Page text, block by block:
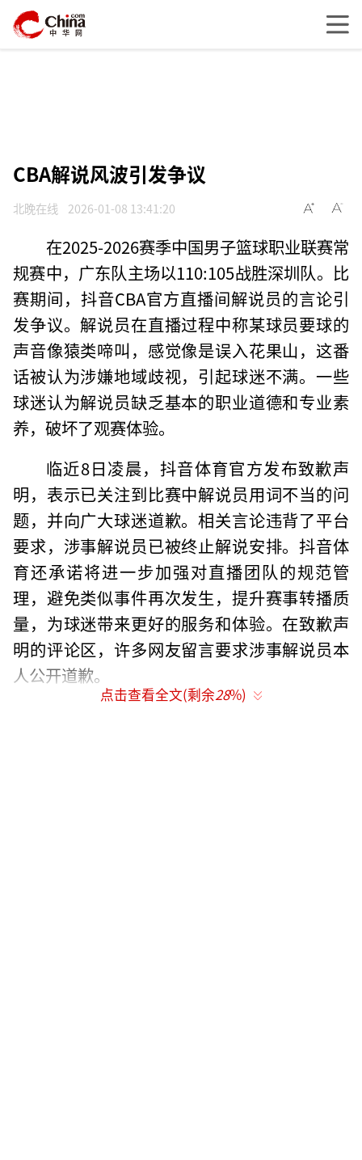
CBA解说风波引发争议
北晚在线 2026-01-08 13:41:20
在2025-2026赛季中国男子篮球职业联赛常
规赛中，广东队主场以110:105战胜深圳队。比
赛期间，抖音CBA官方直播间解说员的言论引
发争议。解说员在直播过程中称某球员要球的
声音像猿类啼叫，感觉像是误入花果山，这番
话被认为涉嫌地域歧视，引起球迷不满。一些
球迷认为解说员缺乏基本的职业道德和专业素
养，破坏了观赛体验。
临近8日凌晨，抖音体育官方发布致歉声
明，表示已关注到比赛中解说员用词不当的问
题，并向广大球迷道歉。相关言论违背了平台
要求，涉事解说员已被终止解说安排。抖音体
育还承诺将进一步加强对直播团队的规范管
理，避免类似事件再次发生，提升赛事转播质
量，为球迷带来更好的服务和体验。在致歉声
明的评论区，许多网友留言要求涉事解说员本
人公开道歉。
点击查看全文(剩余28%)